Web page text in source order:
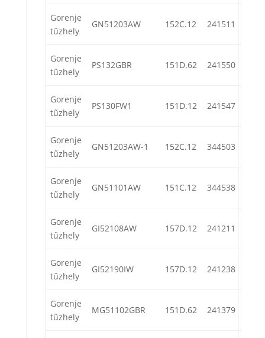
Gorenje
tűzhely
GN51203AW 152C.12 241511
Gorenje
tűzhely
PS132GBR 151D.62 241550
Gorenje
tűzhely
PS130FW1 151D.12 241547
Gorenje
tűzhely
GN51203AW-1 152C.12 344503
Gorenje
tűzhely
GN51101AW 151C.12 344538
Gorenje
tűzhely
GI52108AW 157D.12 241211
Gorenje
tűzhely
GI52190IW 157D.12 241238
Gorenje
tűzhely
MG51102GBR 151D.62 241379